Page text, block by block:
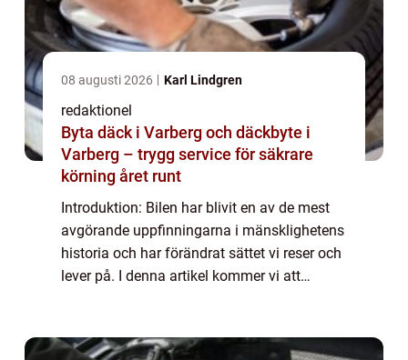
08 augusti 2026 Karl Lindgren
redaktionel
Byta däck i Varberg och däckbyte i
Varberg – trygg service för säkrare
körning året runt
Introduktion: Bilen har blivit en av de mest
avgörande uppfinningarna i mänsklighetens
historia och har förändrat sättet vi reser och
lever på. I denna artikel kommer vi att